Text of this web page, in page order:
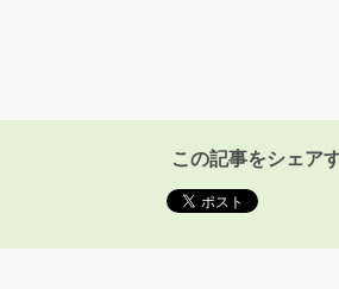
この記事をシェア